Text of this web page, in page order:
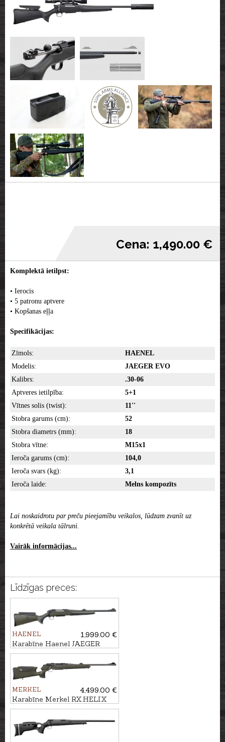
Cena: 1,490.00 €
Komplektā ietilpst:
• Ierocis
• 5 patronu aptvere
• Kopšanas eļļa
Specifikācijas:
Zīmols:
HAENEL
Modelis:
JAEGER EVO
Kalibrs:
.30-06
Aptveres ietilpība:
5+1
Vītnes solis (twist):
11''
Stobra garums (cm):
52
Stobra diametrs (mm):
18
Stobra vītne:
M15x1
Ieroča garums (cm):
104,0
Ieroča svars (kg):
3,1
Ieroča laide:
Melns kompozīts
Lai noskaidrotu par preču pieejamību veikalos, lūdzam zvanīt uz
konkrētā veikala tālruni.
Vairāk informācijas...
Līdzīgas preces:
HAENEL
1,999.00 €
Karabīne Haenel JAEGER
NXT Composite kal.
.300Win.Mag. M15x1
MERKEL
4,499.00 €
Karabīne Merkel RX.HELIX
Speedster kal. 7mm Rem.Mag.